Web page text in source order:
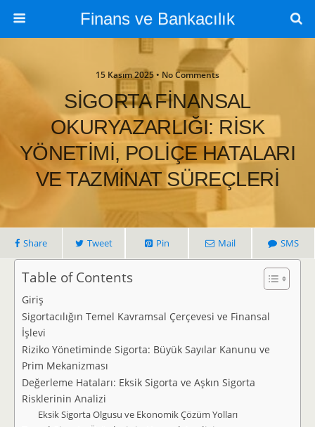
Finans ve Bankacılık
15 Kasım 2025 • No Comments
SİGORTA FİNANSAL
OKURYAZARLIĞI: RİSK
YÖNETİMİ, POLİÇE HATALARI
VE TAZMİNAT SÜREÇLERİ
Share Tweet Pin Mail SMS
Table of Contents
Giriş
Sigortacılığın Temel Kavramsal Çerçevesi ve Finansal
İşlevi
Riziko Yönetiminde Sigorta: Büyük Sayılar Kanunu ve
Prim Mekanizması
Değerleme Hataları: Eksik Sigorta ve Aşkın Sigorta
Risklerinin Analizi
Eksik Sigorta Olgusu ve Ekonomik Çözüm Yolları